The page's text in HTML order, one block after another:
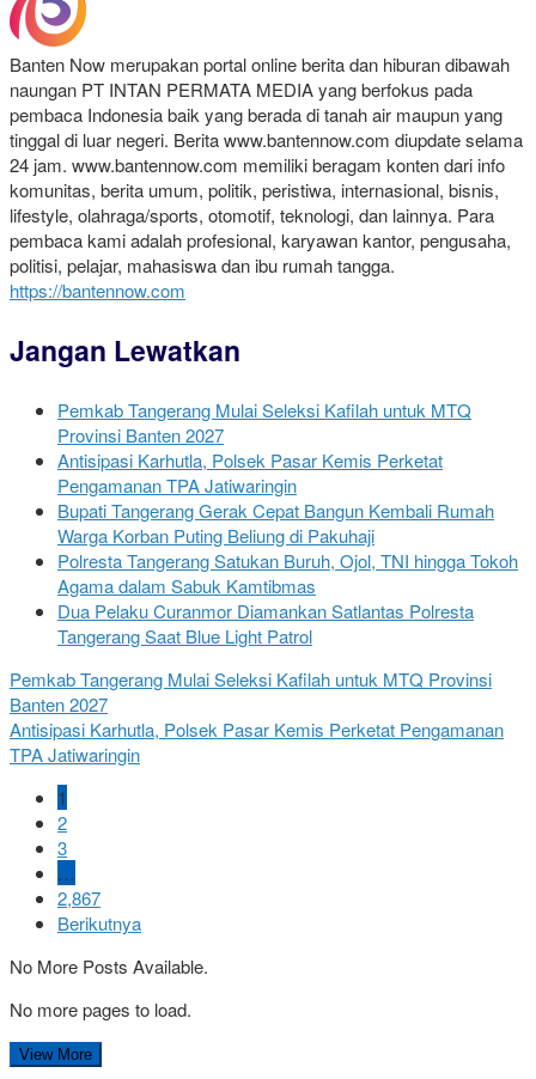
Banten Now merupakan portal online berita dan hiburan dibawah
naungan PT INTAN PERMATA MEDIA yang berfokus pada
pembaca Indonesia baik yang berada di tanah air maupun yang
tinggal di luar negeri. Berita www.bantennow.com diupdate selama
24 jam. www.bantennow.com memiliki beragam konten dari info
komunitas, berita umum, politik, peristiwa, internasional, bisnis,
lifestyle, olahraga/sports, otomotif, teknologi, dan lainnya. Para
pembaca kami adalah profesional, karyawan kantor, pengusaha,
politisi, pelajar, mahasiswa dan ibu rumah tangga.
https://bantennow.com
Jangan Lewatkan
Pemkab Tangerang Mulai Seleksi Kafilah untuk MTQ
Provinsi Banten 2027
Antisipasi Karhutla, Polsek Pasar Kemis Perketat
Pengamanan TPA Jatiwaringin
Bupati Tangerang Gerak Cepat Bangun Kembali Rumah
Warga Korban Puting Beliung di Pakuhaji
Polresta Tangerang Satukan Buruh, Ojol, TNI hingga Tokoh
Agama dalam Sabuk Kamtibmas
Dua Pelaku Curanmor Diamankan Satlantas Polresta
Tangerang Saat Blue Light Patrol
Pemkab Tangerang Mulai Seleksi Kafilah untuk MTQ Provinsi
Banten 2027
Antisipasi Karhutla, Polsek Pasar Kemis Perketat Pengamanan
TPA Jatiwaringin
1
2
3
…
2,867
Berikutnya
No More Posts Available.
No more pages to load.
View More